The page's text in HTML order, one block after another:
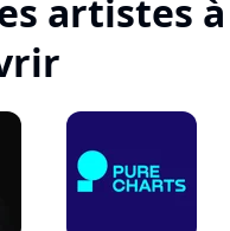
artistes à